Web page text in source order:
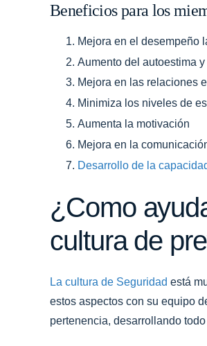
Beneficios para los
Mejora en el desempeño
Aumento del autoestima
Mejora en las relaciones
Minimiza los niveles de
Aumenta la motivación
Mejora en la
Desarrollo de la
¿Como
cultura de
La cultura de Seguridad está
estos aspectos con su equipo
pertenencia, desarrollando